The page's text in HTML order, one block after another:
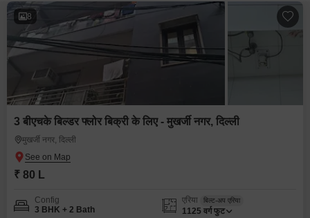
8
3 बीएचके बिल्डर फ्लोर बिक्री के लिए - मुखर्जी नगर, दिल्ली
मुखर्जी नगर, दिल्ली
₹ 80 L
Config
3 BHK + 2 Bath
एरिया बिल्ट-अप एरिया
1125 वर्ग फुट